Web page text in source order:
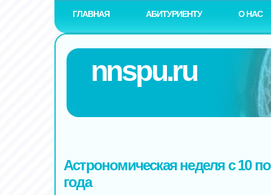
ГЛАВНАЯ АБИТУРИЕНТУ О НАС
nnspu.ru
Астрономическая неделя с 10
года